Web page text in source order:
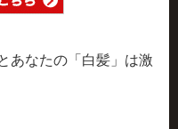
あなたの「白髪」は激